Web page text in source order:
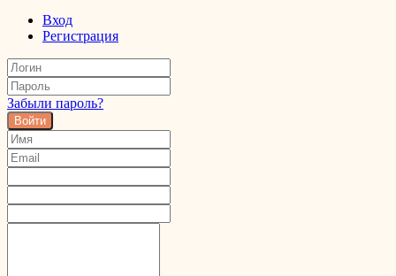
Вход
Регистрация
Забыли пароль?
Войти